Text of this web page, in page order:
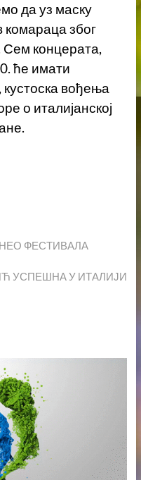
да уз маску
комараца због
концерата,
ће имати
вођења
о италијанској
ФЕСТИВАЛА
УСПЕШНА У ИТАЛИЈИ